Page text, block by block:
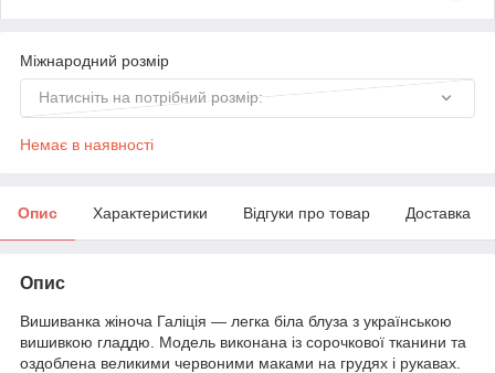
Міжнародний розмір
Натисніть на потрібний розмір:
Немає в наявності
Опис Характеристики Відгуки про товар Доставка
Опис
Вишиванка жіноча Галіція — легка біла блуза з українською
вишивкою гладдю. Модель виконана із сорочкової тканини та
оздоблена великими червоними маками на грудях і рукавах.